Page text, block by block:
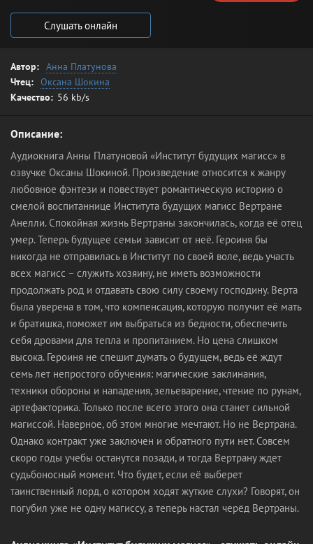
Слушать онлайн
Автор: Анна Платунова
Чтец: Оксана Шокина
Качество: 56 kb/s
Описание:
Аудиокнига Анны Платуновой «Институт будущих магисс» в
озвучке Оксаны Шокиной. Произведение относится к жанру
любовное фэнтези и повествует романтическую историю о
смелой воспитаннице Института будущих магисс Вертране
Анелли. Спокойная жизнь Вертраны закончилась, когда её отец
умер. Теперь будущее семьи зависит от неё. Героиня бы
никогда не отправилась в Институт по своей воле, ведь участь
всех магисс – служить хозяину, не иметь возможности
продолжать род и отдавать свою силу своему господину. Верта
была уверена в том, что компенсация, которую получит её мать
и братишка, поможет им выбраться из бедности, обеспечить
себя дровами для тепла и пропитанием. Но цена слишком
высока. Героиня не спешит думать о будущем, ведь её ждут
семь лет непростого обучения: магические заклинания,
техники обороны и нападения, зельеварение, чтение по рунам,
артефакторика. Только после всего этого она станет сильной
магиссой. Наверное, об этом многие мечтают. Но не Вертрана.
Однако контракт уже заключен и обратного пути нет. Совсем
скоро годы учебы останутся позади, и тогда Вертрану ждет
судьбоносный момент. Что будет, если её выберет
таинственный лорд, о котором ходят жуткие слухи? Говорят, он
погубил уже не одну магиссу, а теперь настал черёд Вертраны.